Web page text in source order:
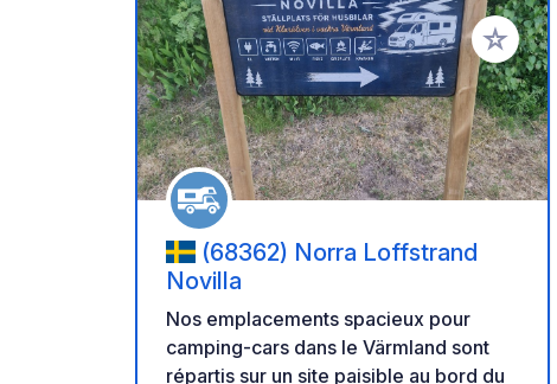
Ajouter
(68362) Norra Loffstrand
Novilla
Nos emplacements spacieux pour
camping-cars dans le Värmland sont
répartis sur un site paisible au bord du